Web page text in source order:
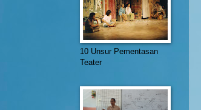
10 Unsur Pementasan
Teater